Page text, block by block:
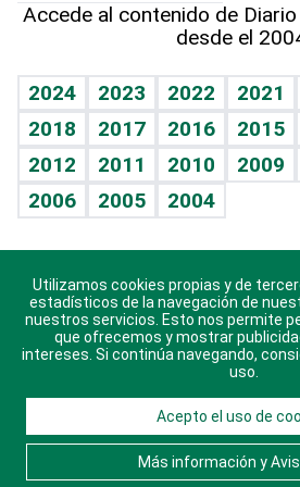
Vida y familia
Eñe
Celebrando la vida
Sin complejos
En pocas palabras
Escuchando al corazón
Economía Personal
TBT Deportivo
Guía del dinero
Horóscopos
Crucigramas
Accede al contenido de
desde el
2024 2023 2022 2021
2018
2017 2016 2015
2012
2011 2010 2009
2006
2005 2004
Descarga nuestras aplicaciones
sistema
© 2021 Diario Libre, todos los
Consulta elAviso Legal. Ponte
nosotros y conoce más
Utilizamos cookies propias y de
estadísticos de la navegación de
nuestros servicios. Esto nos permite
que ofrecemos y mostrar
intereses. Si continúa navegando,
uso.
Acepto el uso de
Más información y